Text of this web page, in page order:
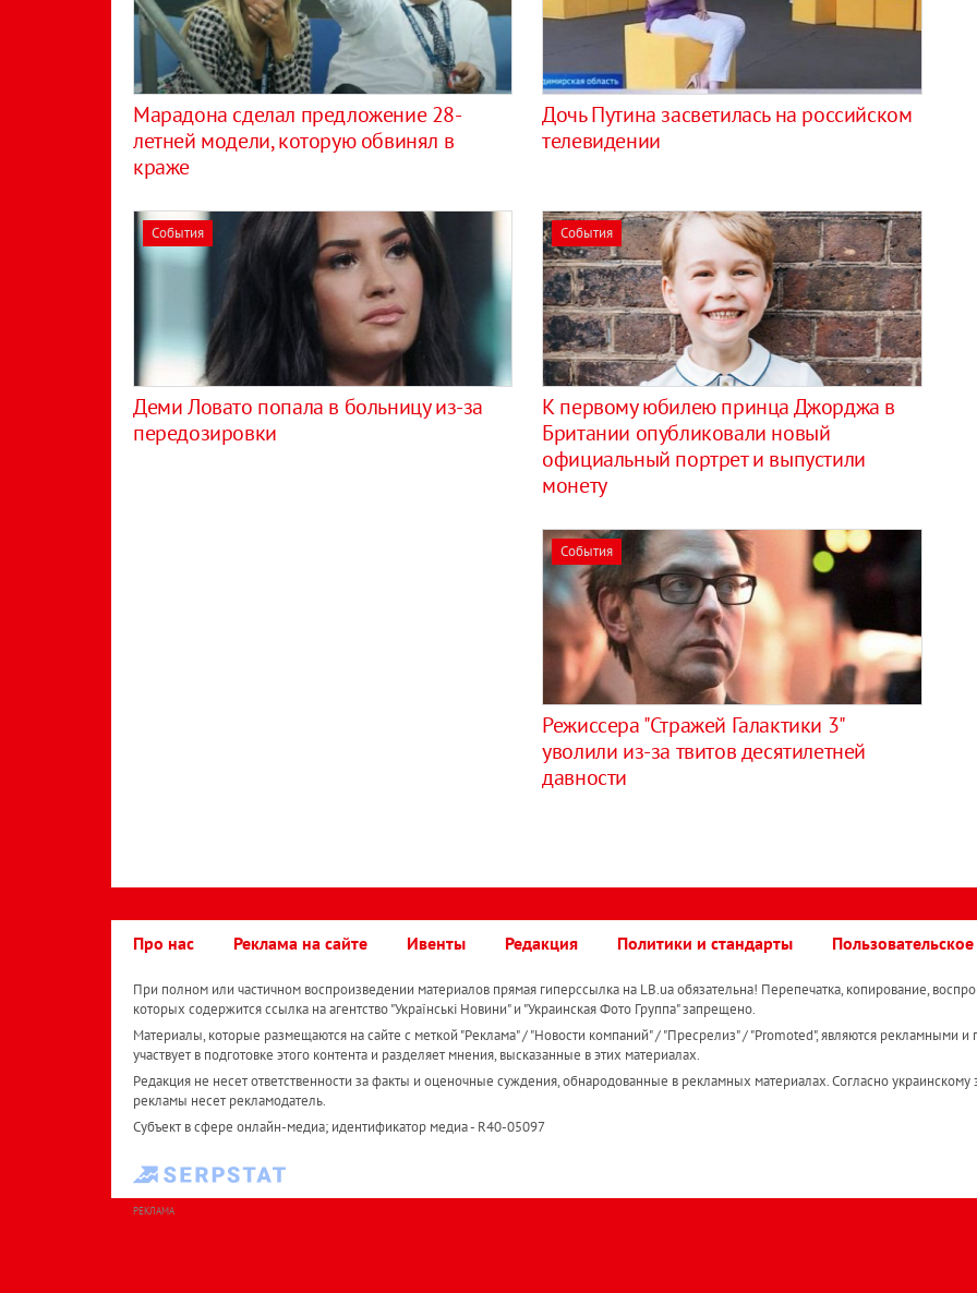
Марадона сделал предложение 28-
летней модели, которую обвинял в
краже
Дочь Путина засветилась на российском
телевидении
События
Деми Ловато попала в больницу из-за
передозировки
События
К первому юбилею принца Джорджа в
Британии опубликовали новый
официальный портрет и выпустили
монету
События
Режиссера "Стражей Галактики 3"
уволили из-за твитов десятилетней
давности
Про нас Реклама на сайте Ивенты Редакция Политики и стандарты
При полном или частичном воспроизведении материалов прямая гиперссылка на LB.ua обязательна! Перепечатка, копирование,
которых содержится ссылка на агентство "Українськi Новини" и "Украинская Фото Группа" запрещено.
Материалы, которые размещаются на сайте с меткой "Реклама" / "Новости компаний" / "Пресрелиз" / "Promoted", являются рекламными и
участвует в подготовке этого контента и разделяет мнения, высказанные в этих материалах.
Редакция не несет ответственности за факты и оценочные суждения, обнародованные в рекламных материалах. Согласно украинскому
рекламы несет рекламодатель.
Субъект в сфере онлайн-медиа; идентификатор медиа - R40-05097
РЕКЛАМА